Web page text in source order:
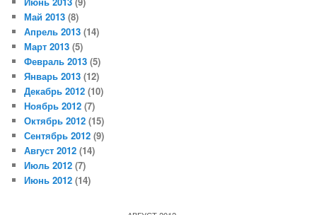
Май 2013 (8)
Апрель 2013 (14)
Март 2013 (5)
Февраль 2013 (5)
Январь 2013 (12)
Декабрь 2012 (10)
Ноябрь 2012 (7)
Октябрь 2012 (15)
Сентябрь 2012 (9)
Август 2012 (14)
Июль 2012 (7)
Июнь 2012 (14)